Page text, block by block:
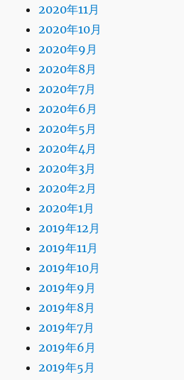
2020年11月
2020年10月
2020年9月
2020年8月
2020年7月
2020年6月
2020年5月
2020年4月
2020年3月
2020年2月
2020年1月
2019年12月
2019年11月
2019年10月
2019年9月
2019年8月
2019年7月
2019年6月
2019年5月